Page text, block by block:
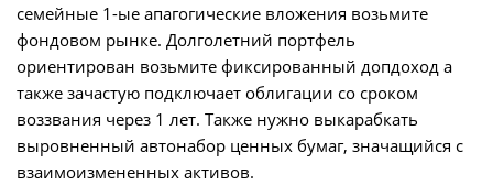
семейные 1-ые апагогические вложения возьмите
фондовом рынке. Долголетний портфель
ориентирован возьмите фиксированный допдоход а
также зачастую подключает облигации со сроком
воззвания через 1 лет. Также нужно выкарабкать
выровненный автонабор ценных бумаг, значащийся с
взаимоизмененных активов.